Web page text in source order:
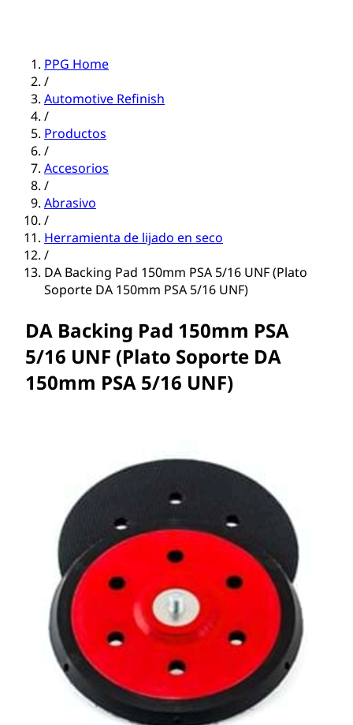
PPG Home
/
Automotive Refinish
/
Productos
/
Accesorios
/
Abrasivo
/
Herramienta de lijado en seco
/
DA Backing Pad 150mm PSA 5/16 UNF (Plato
Soporte DA 150mm PSA 5/16 UNF)
DA Backing Pad 150mm PSA
5/16 UNF (Plato Soporte DA
150mm PSA 5/16 UNF)